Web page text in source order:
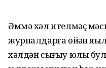
Әммә хәл ителмәҫ
журналдарға өйҙән
хәлдән сығыу юлы